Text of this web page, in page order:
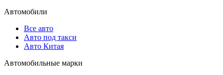
Автомобили
Все авто
Авто под такси
Авто Китая
Автомобильные марки